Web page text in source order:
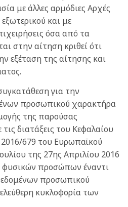
με άλλες αρμόδιες Αρχές
και με
όσα από τα
στην αίτηση κριθεί ότι
εξέταση της αίτησης και
για την
προσωπικού χαρακτήρα
της παρούσας
διατάξεις του Κεφαλαίου
2016/679 του Ευρωπαϊκού
της 27ης Απριλίου 2016
προσώπων έναντι
προσωπικού
κυκλοφορία των